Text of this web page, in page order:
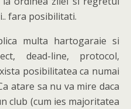
fara posibilitati.
multa hartogaraie si
dead-line, protocol,
posibilitatea ca numai
atare sa nu va mire daca
club (cum ies majoritatea